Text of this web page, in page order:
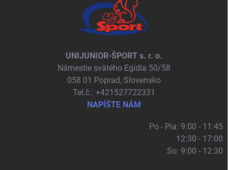
UNIJUNIOR-ŠPORT s. r. o.
Námestie svätého Egídia 50/58
058 01 Poprad, Slovensko
Tel.č.: +421527722331
NAPÍŠTE NÁM
Po - Pia: 9:00 - 11:45
12:30 - 17:00
So: 9:00 - 12:30